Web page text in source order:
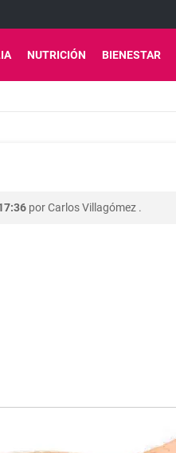
NUTRICIÓN BIENESTAR
porCarlos Villagómez .